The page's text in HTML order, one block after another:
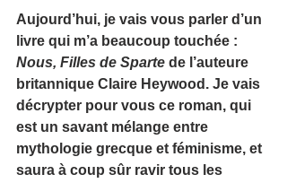
Aujourd’hui, je vais vous parler d’un
livre qui m’a beaucoup touchée :
Nous, Filles de Sparte de l’auteure
britannique Claire Heywood. Je vais
décrypter pour vous ce roman, qui
est un savant mélange entre
mythologie grecque et féminisme, et
saura à coup sûr ravir tous les